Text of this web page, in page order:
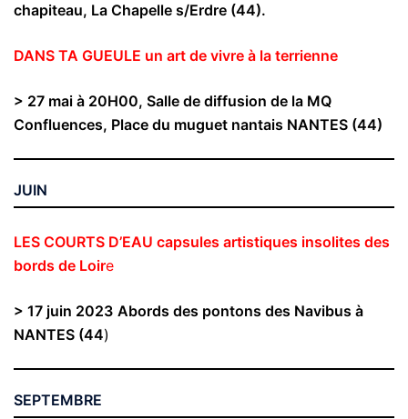
chapiteau, La Chapelle s/Erdre (44).
DANS TA GUEULE un art de vivre à la terrienne
> 27 mai à 20H00, Salle de diffusion de la MQ
Confluences, Place du muguet nantais NANTES (44)
JUIN
LES COURTS D’EAU capsules artistiques insolites des
bords de Loire
> 17 juin 2023 Abords des pontons des Navibus à
NANTES (44)
SEPTEMBRE